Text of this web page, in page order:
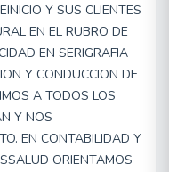
Y SUS CLIENTES
EN EL RUBRO DE
EN SERIGRAFIA
Y CONDUCCION DE
A TODOS LOS
Y NOS
EN CONTABILIDAD Y
ORIENTAMOS